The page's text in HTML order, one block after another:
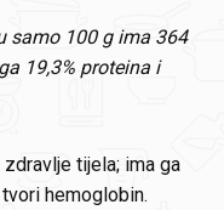
samo 100 g ima 364
19,3% proteina i
tijela; ima ga
hemoglobin.